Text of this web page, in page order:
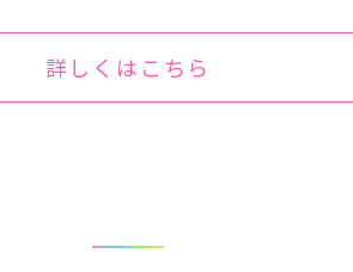
詳しくはこちら